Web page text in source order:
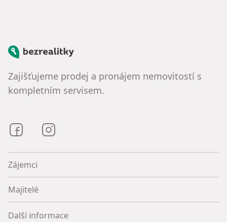
Bezrealitky
Zajišťujeme prodej a pronájem nemovitostí s
kompletním servisem.
Bezrealitky na Facebooku
Zájemci
Majitelé
Další informace